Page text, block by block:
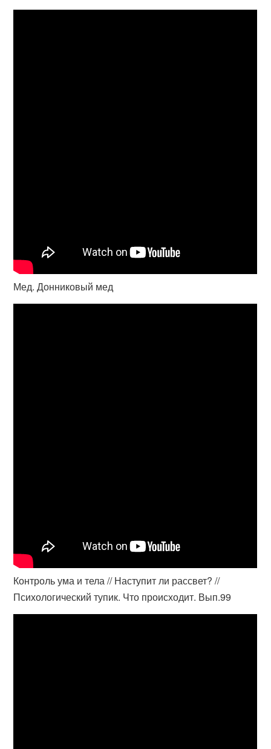
Мед. Донниковый мед
Контроль ума и тела // Наступит ли рассвет? //
Психологический тупик. Что происходит. Вып.99